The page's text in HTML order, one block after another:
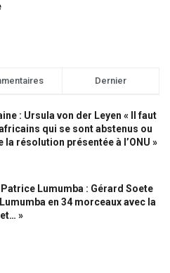
Dernier
: Ursula von der Leyen « Il faut
qui se sont abstenus ou
la résolution présentée à l’ONU »
Lumumba : Gérard Soete
en 34 morceaux avec la
»